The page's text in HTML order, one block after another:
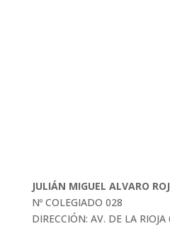
JULIÁN MIGUEL ALVARO
Nº COLEGIADO 028
DIRECCIÓN: AV. DE LA RIOJA